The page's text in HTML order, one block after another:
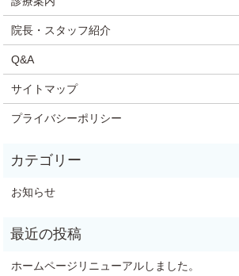
院長・スタッフ紹介
Q&A
サイトマップ
プライバシーポリシー
お知らせ
ホームページリニューアルしました。